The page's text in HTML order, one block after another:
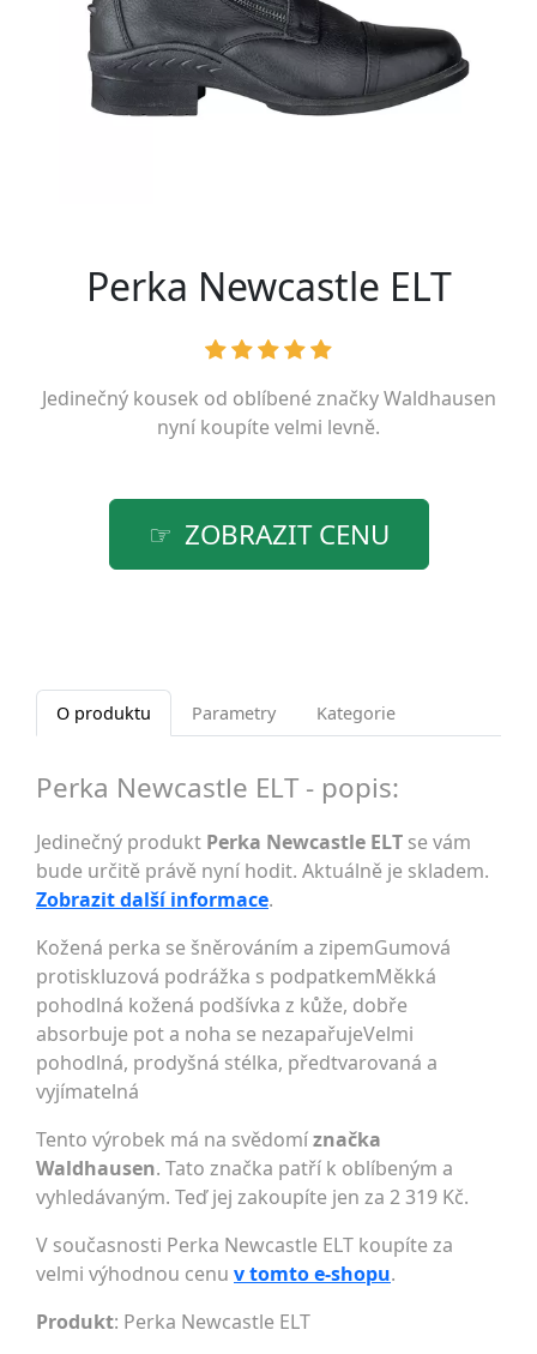
Perka Newcastle ELT
Jedinečný kousek od oblíbené značkyWaldhausen
nyní koupíte velmi levně.
ZOBRAZIT CENU
O produktu Parametry Kategorie
Perka Newcastle ELT - popis:
Jedinečný produkt Perka Newcastle ELT se vám
bude určitě právě nyní hodit. Aktuálně je skladem.
Zobrazit další informace.
Kožená perka se šněrováním a zipemGumová
protiskluzová podrážka s podpatkemMěkká
pohodlná kožená podšívka z kůže, dobře
absorbuje pot a noha se nezapařujeVelmi
pohodlná, prodyšná stélka, předtvarovaná a
vyjímatelná
Tento výrobek má na svědomíznačka
Waldhausen. Tato značka patří k oblíbeným a
vyhledávaným. Teď jej zakoupíte jen za 2 319 Kč.
V současnosti Perka Newcastle ELT koupíte za
velmi výhodnou cenu v tomto e-shopu.
Produkt: Perka Newcastle ELT